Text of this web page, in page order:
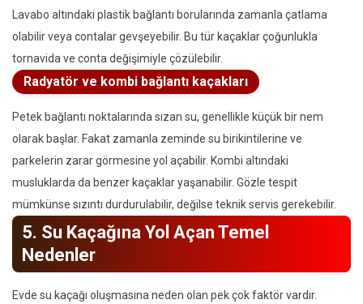
Lavabo altındaki plastik bağlantı borularında zamanla çatlama
olabilir veya contalar gevşeyebilir. Bu tür kaçaklar çoğunlukla
tornavida ve conta değişimiyle çözülebilir.
Radyatör ve kombi bağlantı kaçakları
Petek bağlantı noktalarında sızan su, genellikle küçük bir nem
olarak başlar. Fakat zamanla zeminde su birikintilerine ve
parkelerin zarar görmesine yol açabilir. Kombi altındaki
musluklarda da benzer kaçaklar yaşanabilir. Gözle tespit
mümkünse sızıntı durdurulabilir, değilse teknik servis gerekebilir.
5. Su Kaçağına Yol Açan Temel
Nedenler
Evde su kaçağı oluşmasına neden olan pek çok faktör vardır.